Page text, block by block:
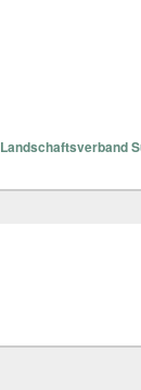
Landschaftsverband